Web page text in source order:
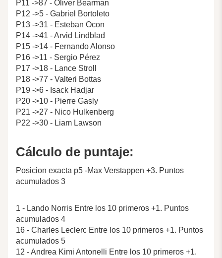
P11 ->87 - Oliver Bearman
P12 ->5 - Gabriel Bortoleto
P13 ->31 - Esteban Ocon
P14 ->41 - Arvid Lindblad
P15 ->14 - Fernando Alonso
P16 ->11 - Sergio Pérez
P17 ->18 - Lance Stroll
P18 ->77 - Valteri Bottas
P19 ->6 - Isack Hadjar
P20 ->10 - Pierre Gasly
P21 ->27 - Nico Hulkenberg
P22 ->30 - Liam Lawson
Cálculo de puntaje:
Posicion exacta p5 -Max Verstappen +3. Puntos
acumulados 3
1 - Lando Norris Entre los 10 primeros +1. Puntos
acumulados 4
16 - Charles Leclerc Entre los 10 primeros +1. Puntos
acumulados 5
12 - Andrea Kimi Antonelli Entre los 10 primeros +1.